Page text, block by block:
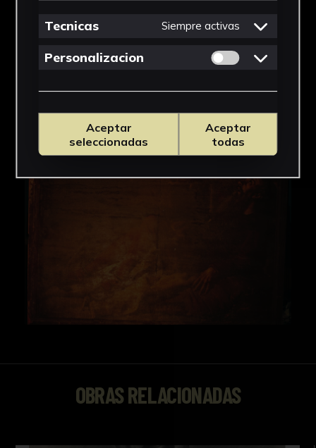
OBRAS RELACIONADAS
Tecnicas Siempre activas
Personalizacion Permitir cookies
Aceptar
seleccionadas
Aceptar
todas